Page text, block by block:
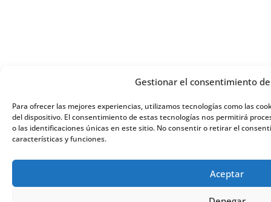
Gestionar el consentimiento
Para ofrecer las mejores experiencias, utilizamos tecnologías como las
del dispositivo. El consentimiento de estas tecnologías nos permitirá
o las identificaciones únicas en este sitio. No consentir o retirar el
características y funciones.
Aceptar